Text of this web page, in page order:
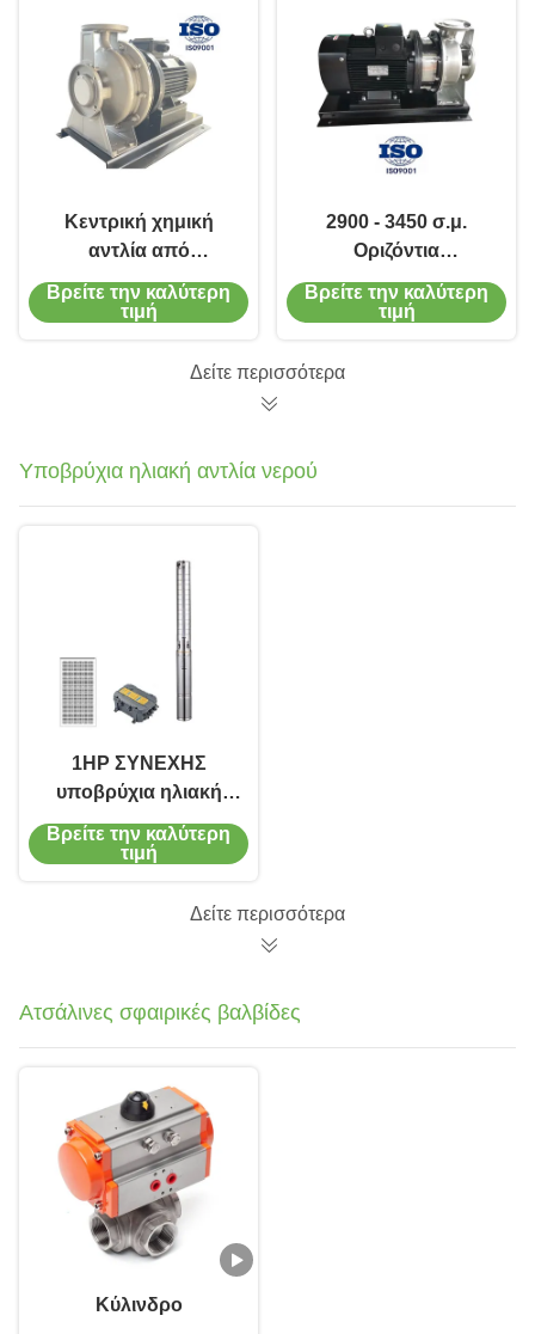
Κεντρική χημική
αντλία από
ανοξείδωτο χάλυβα
με ροή 6,5 - 160 M3/h
Βρείτε την καλύτερη
τιμή
2900 - 3450 σ.μ.
Οριζόντια
μονοστασιακή
φυγοκεντρική αντλία
Βρείτε την καλύτερη
τιμή
Δείτε περισσότερα
Υποβρύχια ηλιακή αντλία νερού
1HP ΣΥΝΕΧΗΣ
υποβρύχια ηλιακή
υδραντλία 3
υδραντλία άρδευσης
γεωτρήσεων» 4»
Βρείτε την καλύτερη
τιμή
Δείτε περισσότερα
Ατσάλινες σφαιρικές βαλβίδες
Κύλινδρο